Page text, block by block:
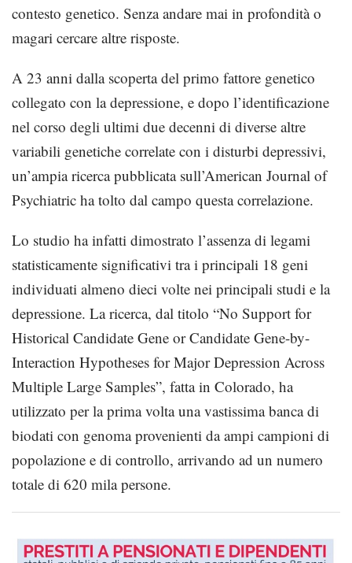
contesto genetico. Senza andare mai in profondità o
magari cercare altre risposte.
A 23 anni dalla scoperta del primo fattore genetico
collegato con la depressione, e dopo l’identificazione
nel corso degli ultimi due decenni di diverse altre
variabili genetiche correlate con i disturbi depressivi,
un’ampia ricerca pubblicata sull’American Journal of
Psychiatric ha tolto dal campo questa correlazione.
Lo studio ha infatti dimostrato l’assenza di legami
statisticamente significativi tra i principali 18 geni
individuati almeno dieci volte nei principali studi e la
depressione. La ricerca, dal titolo “No Support for
Historical Candidate Gene or Candidate Gene-by-
Interaction Hypotheses for Major Depression Across
Multiple Large Samples”, fatta in Colorado, ha
utilizzato per la prima volta una vastissima banca di
biodati con genoma provenienti da ampi campioni di
popolazione e di controllo, arrivando ad un numero
totale di 620 mila persone.